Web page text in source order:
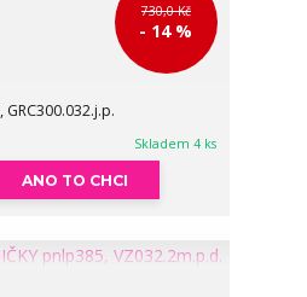
730,0 Kč
- 14 %
GRC300.032.j.p.
Skladem 4 ks
ANO TO CHCI